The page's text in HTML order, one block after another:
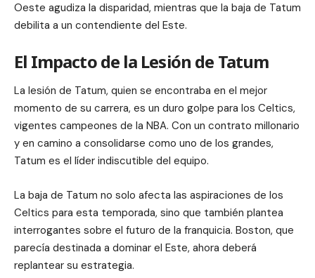
Oeste agudiza la disparidad, mientras que la baja de Tatum
debilita a un contendiente del Este.
El Impacto de la Lesión de Tatum
La lesión de Tatum, quien se encontraba en el mejor
momento de su carrera, es un duro golpe para los Celtics,
vigentes campeones de la NBA. Con un contrato millonario
y en camino a consolidarse como uno de los grandes,
Tatum es el líder indiscutible del equipo.
La baja de Tatum no solo afecta las aspiraciones de los
Celtics para esta temporada, sino que también plantea
interrogantes sobre el futuro de la franquicia. Boston, que
parecía destinada a dominar el Este, ahora deberá
replantear su estrategia.